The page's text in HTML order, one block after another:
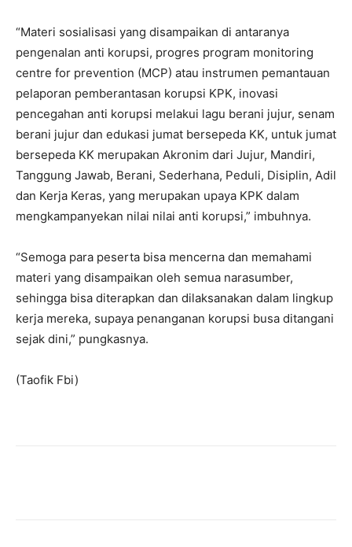
“Materi sosialisasi yang disampaikan di antaranya
pengenalan anti korupsi, progres program monitoring
centre for prevention (MCP) atau instrumen pemantauan
pelaporan pemberantasan korupsi KPK, inovasi
pencegahan anti korupsi melakui lagu berani jujur, senam
berani jujur dan edukasi jumat bersepeda KK, untuk jumat
bersepeda KK merupakan Akronim dari Jujur, Mandiri,
Tanggung Jawab, Berani, Sederhana, Peduli, Disiplin, Adil
dan Kerja Keras, yang merupakan upaya KPK dalam
mengkampanyekan nilai nilai anti korupsi,” imbuhnya.
“Semoga para peserta bisa mencerna dan memahami
materi yang disampaikan oleh semua narasumber,
sehingga bisa diterapkan dan dilaksanakan dalam lingkup
kerja mereka, supaya penanganan korupsi busa ditangani
sejak dini,” pungkasnya.
(Taofik Fbi)